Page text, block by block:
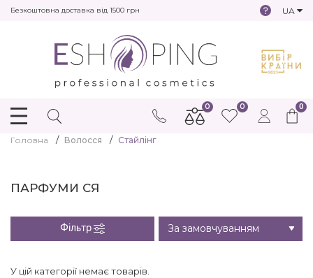
Безкоштовна доставка від 1500 грн UA
0
0 0
Головна Волосся Стайлінг
ПАРФУМИ СЯ
Фільтр
У цій категорії немає товарів.